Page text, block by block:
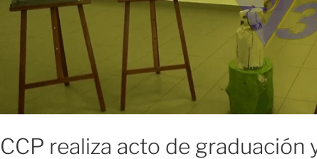
CCP realiza acto de graduación